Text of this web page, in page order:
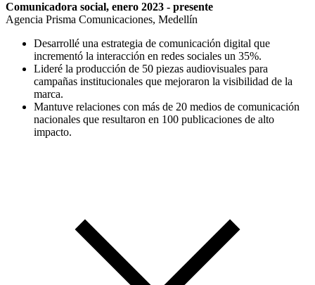
Comunicadora social, enero 2023 - presente
Agencia Prisma Comunicaciones, Medellín
Desarrollé una estrategia de comunicación digital que
incrementó la interacción en redes sociales un 35%.
Lideré la producción de 50 piezas audiovisuales para
campañas institucionales que mejoraron la visibilidad de la
marca.
Mantuve relaciones con más de 20 medios de comunicación
nacionales que resultaron en 100 publicaciones de alto
impacto.